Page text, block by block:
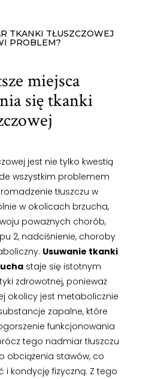
TKANKI TŁUSZCZOWEJ
PROBLEM?
miejsca
się tkanki
jest nie tylko kwestią
wszystkim problemem
tłuszczu w
w okolicach brzucha,
poważnych chorób,
2, nadciśnienie, choroby
Usuwanie tkanki
staje się istotnym
zdrowotnej, ponieważ
okolicy jest metabolicznie
zapalne, które
funkcjonowania
tego nadmiar tłuszczu
obciążenia stawów, co
i kondycję fizyczną. Z tego